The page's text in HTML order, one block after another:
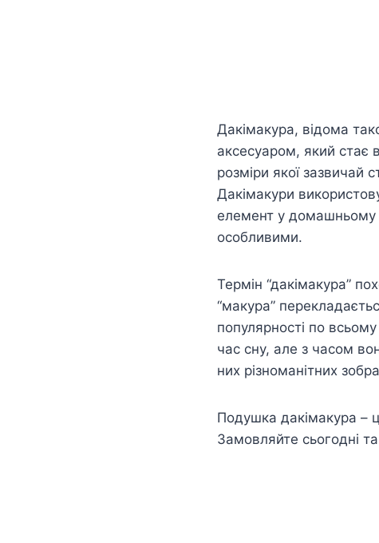
Дакімакура, відома
аксесуаром, який стає
розміри якої
Дакімакури
елемент у домашньому
особливими.
Термін “дакімакура”
“макура”
популярності по
час сну, але з часом
них різноманітних
Подушка дакімакура –
Замовляйте сьогодні